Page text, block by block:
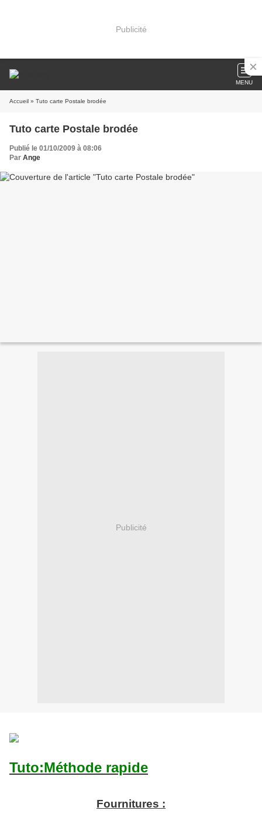
Publicité
MENU
Accueil » Tuto carte Postale brodée
Tuto carte Postale brodée
Publié le 01/10/2009 à 08:06
Par Ange
Publicité
Tuto:Méthode rapide
Fournitures :